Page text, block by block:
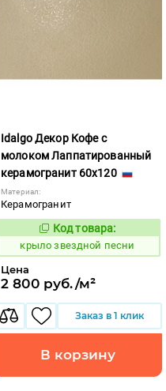
Idalgo Декор Кофе с
молоком Лаппатированный
керамогранит 60x120
Материал:
Керамогранит
831819
Код товара:
крыло звездной песни
Цена
2 800 руб./м²
Заказ в 1 клик
В корзину